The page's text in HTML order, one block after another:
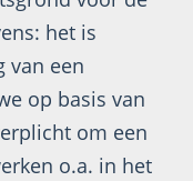
het is
van een
op basis van
om een
o.a. in het